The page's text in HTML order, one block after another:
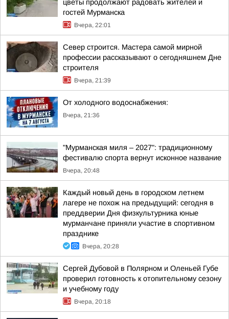
цветы продолжают радовать жителей и
гостей Мурманска
Вчера, 22:01
Север строится. Мастера самой мирной
профессии рассказывают о сегодняшнем Дне
строителя
Вчера, 21:39
От холодного водоснабжения:
Вчера, 21:36
"Мурманская миля – 2027": традиционному
фестивалю спорта вернут исконное название
Вчера, 20:48
Каждый новый день в городском летнем
лагере не похож на предыдущий: сегодня в
преддверии Дня физкультурника юные
мурманчане приняли участие в спортивном
празднике
Вчера, 20:28
Сергей Дубовой в Полярном и Оленьей Губе
проверил готовность к отопительному сезону
и учебному году
Вчера, 20:18